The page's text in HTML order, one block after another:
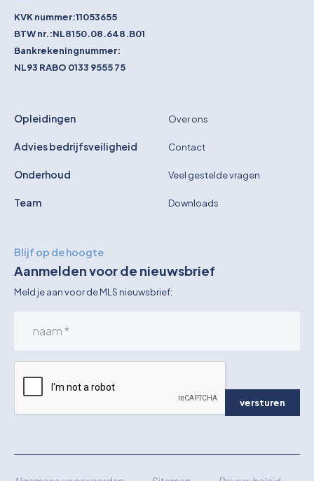
KVK nummer:11053655
BTW nr.:NL8150.08.648.B01
Bankrekeningnummer:
NL93 RABO 0133 9555 75
Opleidingen
Advies bedrijfsveiligheid
Onderhoud
Team
Over ons
Contact
Veel gestelde vragen
Downloads
Blijf op de hoogte
Aanmelden voor de nieuwsbrief
Meld je aan voor de MLS nieuwsbrief:
versturen